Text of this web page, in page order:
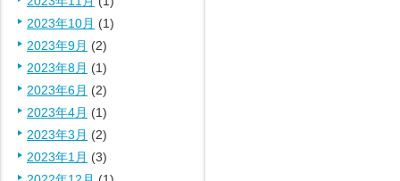
2023年10月 (1)
2023年9月 (2)
2023年8月 (1)
2023年6月 (2)
2023年4月 (1)
2023年3月 (2)
2023年1月 (3)